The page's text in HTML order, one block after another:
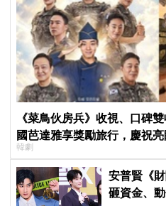
《菜鳥伙房兵》收視、口碑
國芭達雅享獎勵旅行，慶祝
韓劇
安普賢《
砸資金、